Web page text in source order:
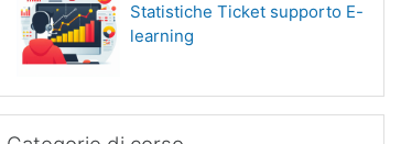
Statistiche Ticket supporto E-
learning